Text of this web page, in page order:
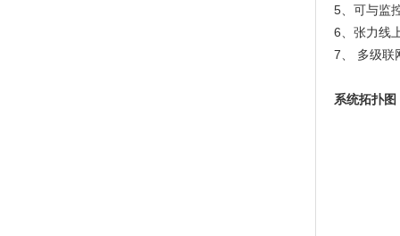
5、可与监
6、张力线
7、 多级联
系统拓扑图